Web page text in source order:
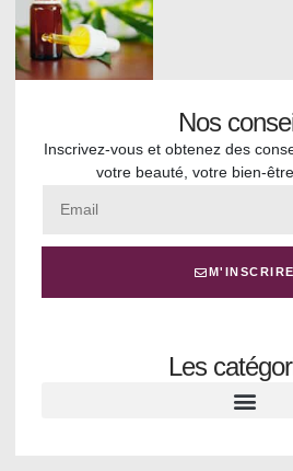
Nos
Inscrivez-vous et obtenez des
votre beauté, votre bien-
M'INSCRIRE
Les